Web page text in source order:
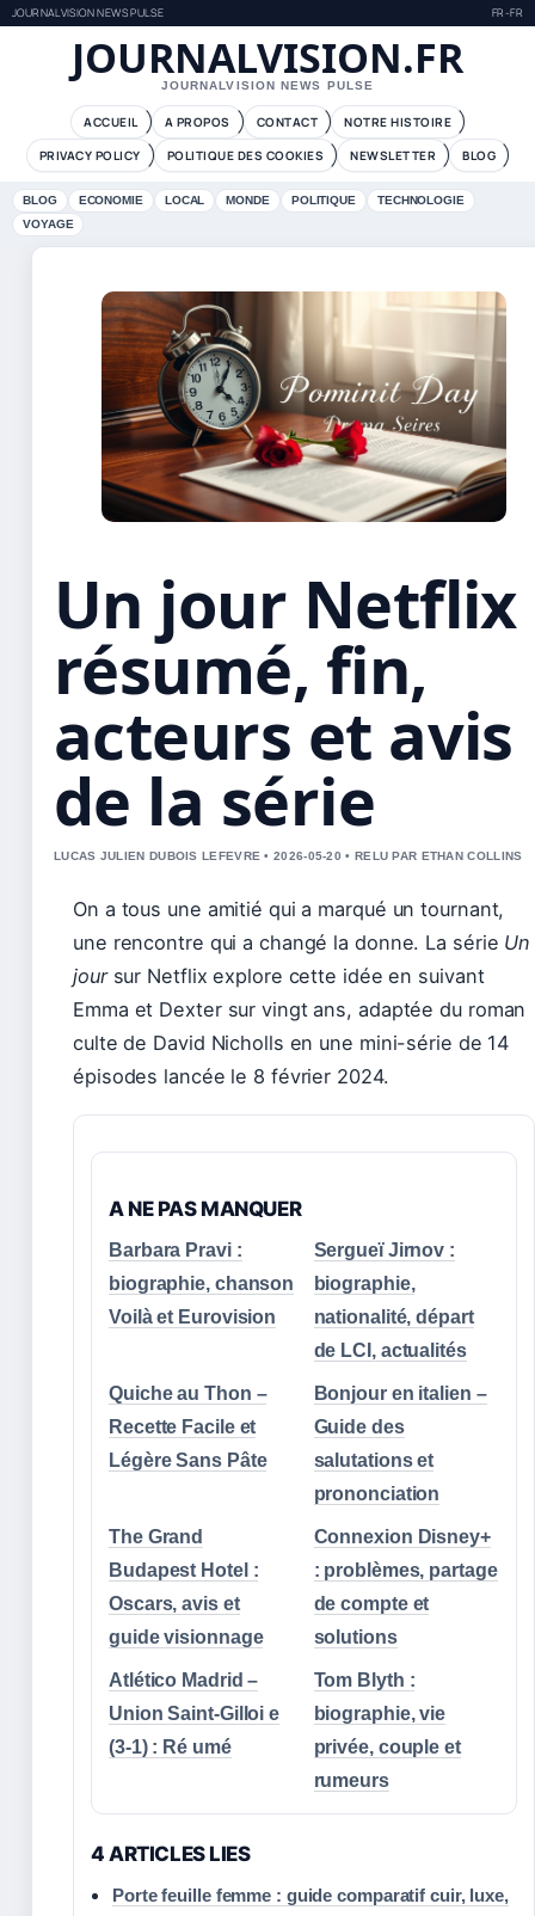
JOURNALVISION NEWS PULSE FR-FR
JOURNALVISION.FR
JOURNALVISION NEWS PULSE
ACCUEIL A PROPOS CONTACT
NOTRE HISTOIRE
PRIVACY POLICY
POLITIQUE DES COOKIES NEWSLETTER BLOG
BLOG ECONOMIE LOCAL MONDE POLITIQUE
TECHNOLOGIE
VOYAGE
Un jour Netflix
résumé, fin,
acteurs et avis
de la série
LUCAS JULIEN DUBOIS LEFEVRE • 2026-05-20 • RELU PAR ETHAN COLLINS
On a tous une amitié qui a marqué un tournant,
une rencontre qui a changé la donne. La série Un
joursur Netflix explore cette idée en suivant
Emma et Dexter sur vingt ans, adaptée du roman
culte de David Nicholls en une mini-série de 14
épisodes lancée le 8 février 2024.
A NE PAS MANQUER
Barbara Pravi :
biographie, chanson
Voilà et Eurovision
Sergueï Jirnov :
biographie,
nationalité, départ
de LCI, actualités
Quiche au Thon –
Recette Facile et
Légère Sans Pâte
Bonjour en italien –
Guide des
salutations et
prononciation
The Grand
Budapest Hotel :
Oscars, avis et
guide visionnage
Connexion Disney+
: problèmes, partage
de compte et
solutions
Atlético Madrid –
Union Saint-Gilloi e
(3-1) : Ré umé
Tom Blyth :
biographie, vie
privée, couple et
rumeurs
4 ARTICLES LIES
Porte feuille femme : guide comparatif cuir, luxe,